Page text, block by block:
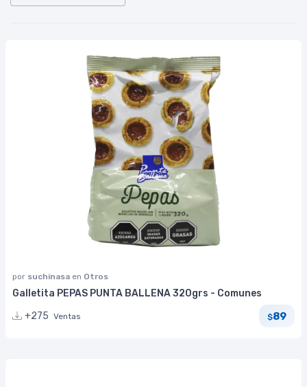
por suchinasa en Otros
Galletita PEPAS PUNTA BALLENA 320grs - Comunes
+275 Ventas $89